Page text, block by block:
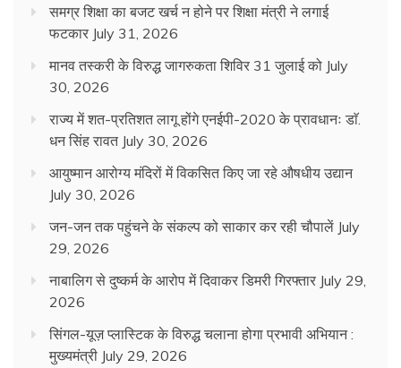
समग्र शिक्षा का बजट खर्च न होने पर शिक्षा मंत्री ने लगाई
फटकार July 31, 2026
मानव तस्करी के विरुद्ध जागरुकता शिविर 31 जुलाई को July
30, 2026
राज्य में शत-प्रतिशत लागू होंगे एनईपी-2020 के प्रावधानः डाॅ.
धन सिंह रावत July 30, 2026
आयुष्मान आरोग्य मंदिरों में विकसित किए जा रहे औषधीय उद्यान
July 30, 2026
जन-जन तक पहुंचने के संकल्प को साकार कर रही चौपालें July
29, 2026
नाबालिग से दुष्कर्म के आरोप में दिवाकर डिमरी गिरफ्तार July 29,
2026
सिंगल-यूज़ प्लास्टिक के विरुद्ध चलाना होगा प्रभावी अभियान :
मुख्यमंत्री July 29, 2026